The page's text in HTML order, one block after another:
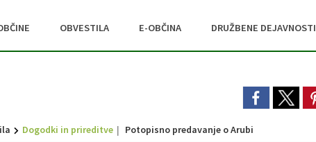
OBVESTILA E-OBČINA DRUŽBENE DEJAVNOSTI
Dogodki in prireditve Potopisno predavanje o Arubi